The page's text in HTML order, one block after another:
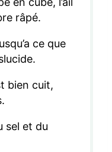
râpé.
ce que
bien cuit,
sel et du